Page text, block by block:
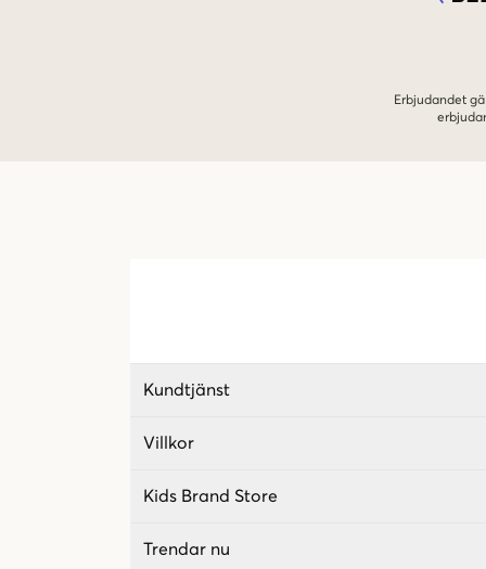
Erbjudandet
Kundtjänst
Villkor
Kids Brand Store
Trendar nu